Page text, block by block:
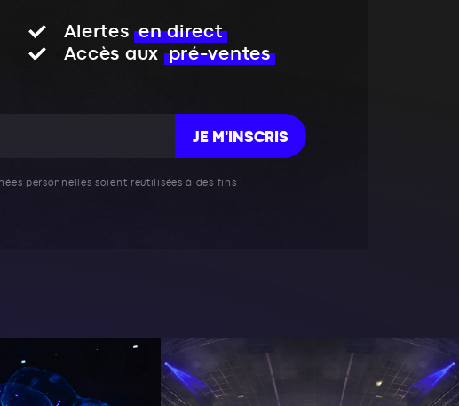
Alertes en direct
Accès aux pré-ventes
JE M'INSCRIS
personnelles soient réutilisées à des fins